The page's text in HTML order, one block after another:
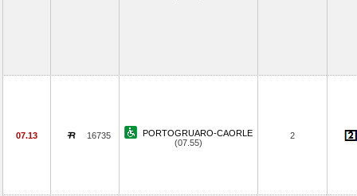
07.13 16735
PORTOGRUARO-CAORLE
(07.55)
2